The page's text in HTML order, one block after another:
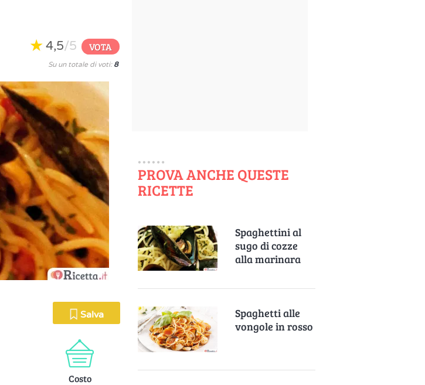
4,5/5 VOTA
Su un totale di voti: 8
Salva
Costo
PROVA ANCHE QUESTE
RICETTE
Spaghettini al
sugo di cozze
alla marinara
Spaghetti alle
vongole in rosso